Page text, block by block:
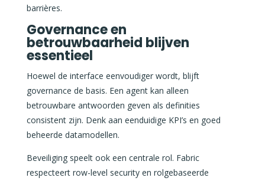
barrières.
Governance en
betrouwbaarheid blijven
essentieel
Hoewel de interface eenvoudiger wordt, blijft
governance de basis. Een agent kan alleen
betrouwbare antwoorden geven als definities
consistent zijn. Denk aan eenduidige KPI’s en goed
beheerde datamodellen.
Beveiliging speelt ook een centrale rol. Fabric
respecteert row-level security en rolgebaseerde